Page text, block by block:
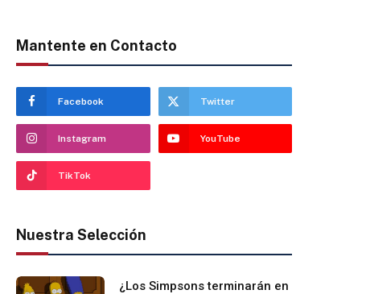
Mantente en Contacto
Facebook Twitter
Instagram YouTube
TikTok
Nuestra Selección
¿Los Simpsons terminarán en